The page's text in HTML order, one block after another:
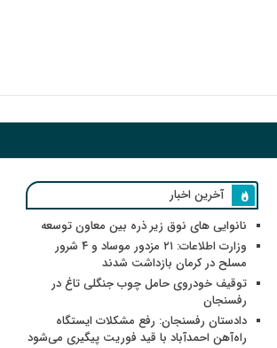
آخرین اخبار
نانوایی های نوق زیر ذره بین معاون توسعه
وزارت اطلاعات: ۲۱ مزدور موساد و ۴ شرور
مسلح در کرمان بازداشت شدند
توقیف خودروی حامل چوب جنگلی تاغ در
رفسنجان
دادستان رفسنجان: رفع مشکلات ایستگاه
راه‌آهن احمدآباد با قید فوریت پیگیری می‌شود